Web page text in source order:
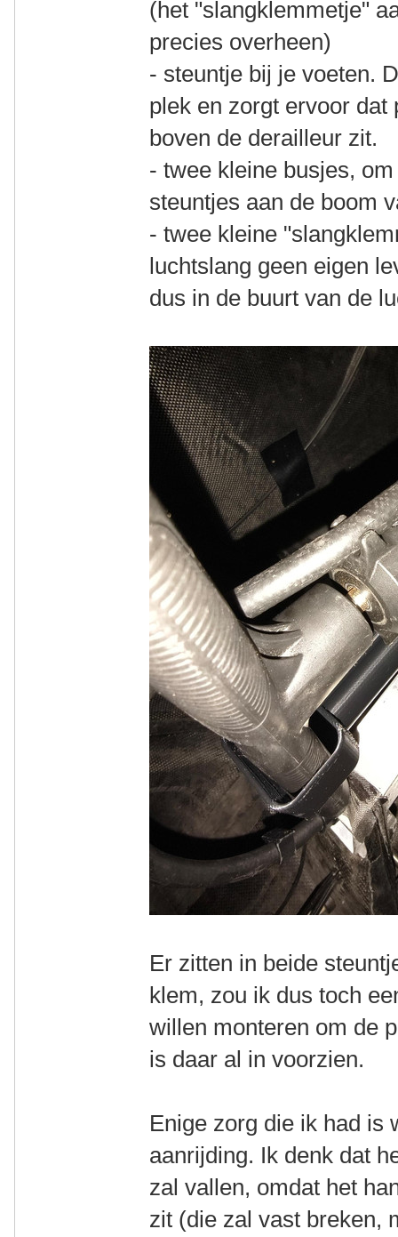
(het "slangklemmetje"
precies overheen)
- steuntje bij je voeten.
plek en zorgt ervoor dat
boven de derailleur zit.
- twee kleine busjes,
steuntjes aan de boom
- twee kleine
luchtslang geen eigen
dus in de buurt van de
Er zitten in beide
klem, zou ik dus toch
willen monteren om de
is daar al in voorzien.
Enige zorg die ik had is
aanrijding. Ik denk dat
zal vallen, omdat het
zit (die zal vast breken,